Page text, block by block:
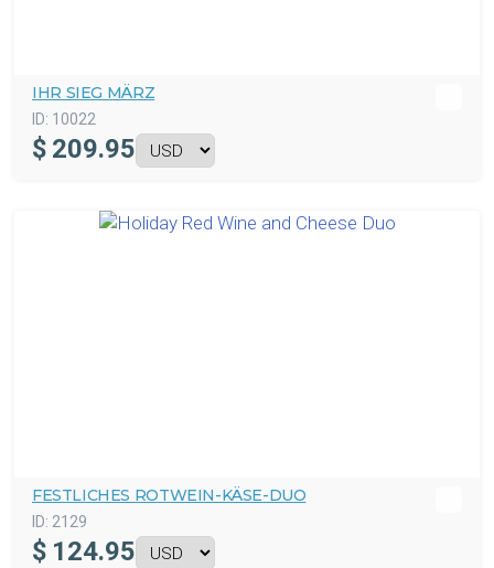
IHR SIEG MÄRZ
ID: 10022
$ 209.95
FESTLICHES ROTWEIN-KÄSE-DUO
ID: 2129
$ 124.95